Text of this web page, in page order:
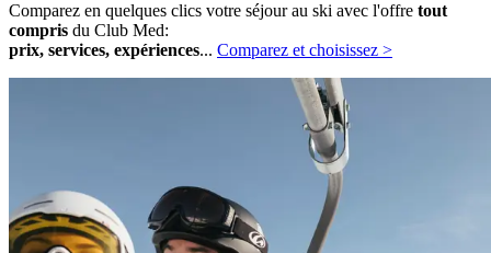
Comparez en quelques clics votre séjour au ski avec l'offre tout
compris du Club Med:
prix, services, expériences... Comparez et choisissez >